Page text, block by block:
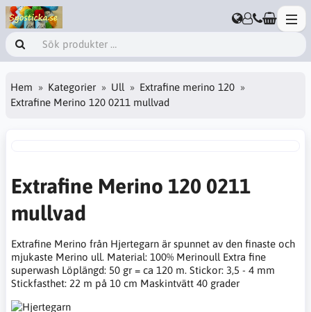
Hem Kategorier Ull
Extrafine merino 120
Extrafine Merino 120 0211 mullvad
Extrafine Merino 120 0211
mullvad
Extrafine Merino från Hjertegarn är spunnet av den finaste och
mjukaste Merino ull. Material: 100% Merinoull Extra fine
superwash Löplängd: 50 gr = ca 120 m. Stickor: 3,5 - 4 mm
Stickfasthet: 22 m på 10 cm Maskintvätt 40 grader